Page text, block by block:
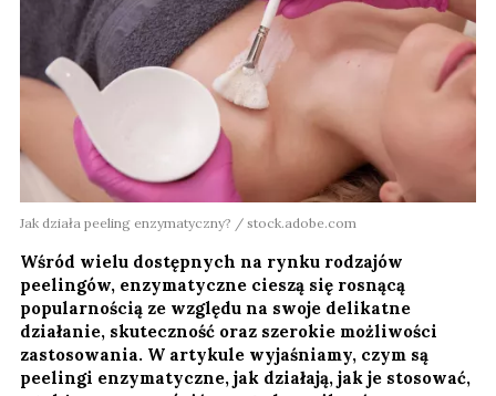
Jak działa peeling enzymatyczny? / stock.adobe.com
Wśród wielu dostępnych na rynku rodzajów
peelingów, enzymatyczne cieszą się rosnącą
popularnością ze względu na swoje delikatne
działanie, skuteczność oraz szerokie możliwości
zastosowania. W artykule wyjaśniamy, czym są
peelingi enzymatyczne, jak działają, jak je stosować,